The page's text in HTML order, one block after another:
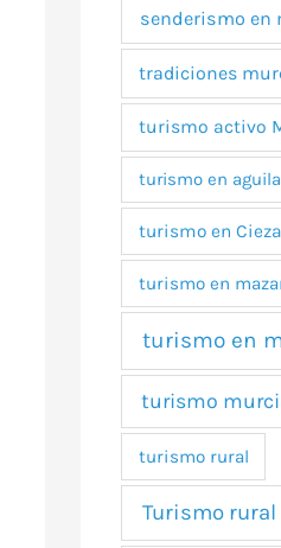
senderismo en
tradiciones
turismo activo
turismo en
turismo en Cieza
turismo en
turismo en
turismo
turismo rural
Turismo